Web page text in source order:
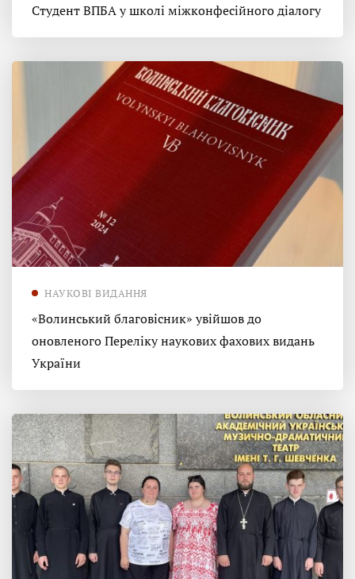
Студент ВПБА у школі міжконфесійного діалогу
НАУКОВІ ВИДАННЯ
«Волинський благовісник» увійшов до
оновленого Переліку наукових фахових видань
України